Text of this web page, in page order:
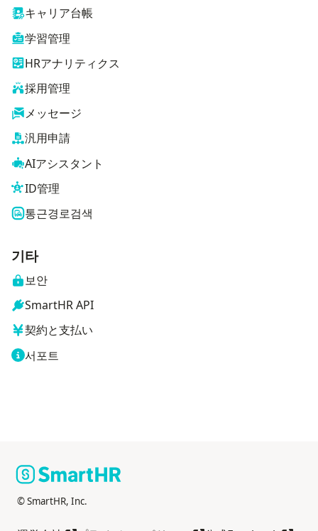
キャリア台帳
学習管理
HRアナリティクス
採用管理
メッセージ
汎用申請
AIアシスタント
ID管理
통근경로검색
기타
보안
SmartHR API
契約と支払い
서포트
© SmartHR, Inc.